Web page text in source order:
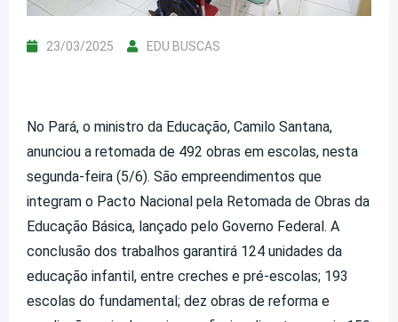
23/03/2025 EDU BUSCAS
No Pará, o ministro da Educação, Camilo Santana,
anunciou a retomada de 492 obras em escolas, nesta
segunda-feira (5/6). São empreendimentos que
integram o Pacto Nacional pela Retomada de Obras da
Educação Básica, lançado pelo Governo Federal. A
conclusão dos trabalhos garantirá 124 unidades da
educação infantil, entre creches e pré-escolas; 193
escolas do fundamental; dez obras de reforma e